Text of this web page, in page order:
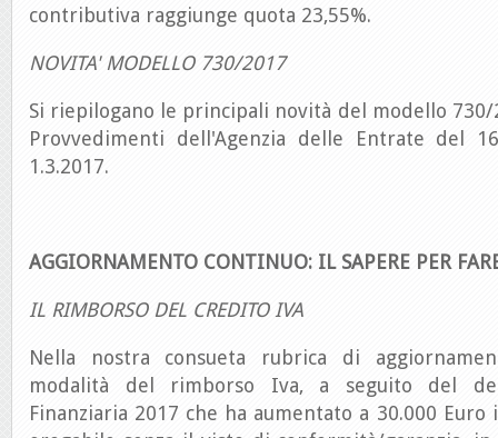
contributiva raggiunge quota 23,55%.
NOVITA' MODELLO 730/2017
Si riepilogano le principali novità del modello 730/
Provvedimenti dell'Agenzia delle Entrate del
1.3.2017.
AGGIORNAMENTO CONTINUO: IL SAPERE PER
IL RIMBORSO DEL CREDITO IVA
Nella nostra consueta rubrica di
modalità del rimborso Iva, a seguito del
Finanziaria 2017 che ha aumentato a 30.000